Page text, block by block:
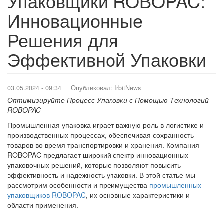
Инновационные
Решения для
Эффективной Упаковки
03.05.2024 - 09:34 Опубликовал: IrbitNews
Оптимизируйте Процесс Упаковки с Помощью Технологий
ROBOPAC
Промышленная упаковка играет важную роль в логистике и
производственных процессах, обеспечивая сохранность
товаров во время транспортировки и хранения. Компания
ROBOPAC предлагает широкий спектр инновационных
упаковочных решений, которые позволяют повысить
эффективность и надежность упаковки. В этой статье мы
рассмотрим особенности и преимущества промышленных
упаковщиков ROBOPAC, их основные характеристики и
области применения.